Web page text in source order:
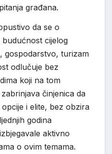
građana.
da se o
cijelog
gospodarstvo, turizam
odlučuje bez
koji na tom
činjenica da
i elite, bez obzira
godina
aktivno
o ovim temama.